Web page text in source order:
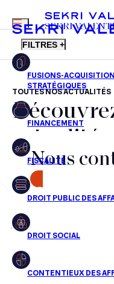
FR EN
MENU
SEKRI
FILTRES +
Fusions-acquisitions et
Financement
Fiscalité
Droit public des affaires
Droit social
Droit immobilier
TOUTES NOS ACTUALITÉS
actualités
nos
jour
Aucun résultats pour cette
Nous